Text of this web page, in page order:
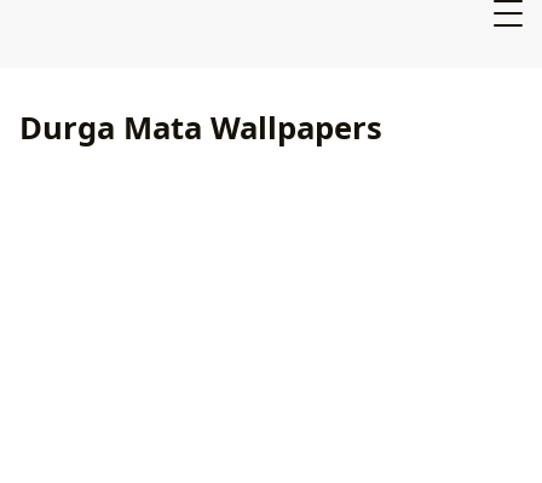
Durga Mata Wallpapers